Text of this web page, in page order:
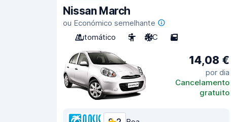
Nissan March
ou Económico semelhante
Automático
5 A/C 5
14,08 €
por dia
Cancelamento
gratuito